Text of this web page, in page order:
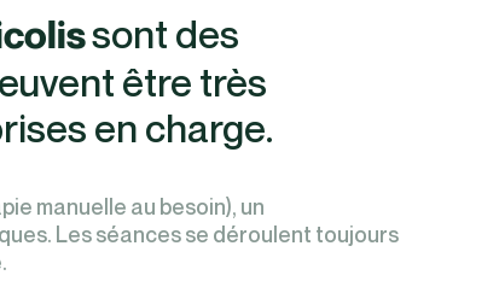
sont des
être très
en charge.
manuelle au besoin), un
Les séances se déroulent toujours